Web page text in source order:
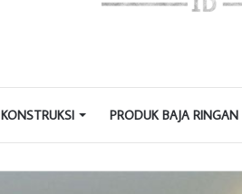
PRODUK BAJA RINGAN